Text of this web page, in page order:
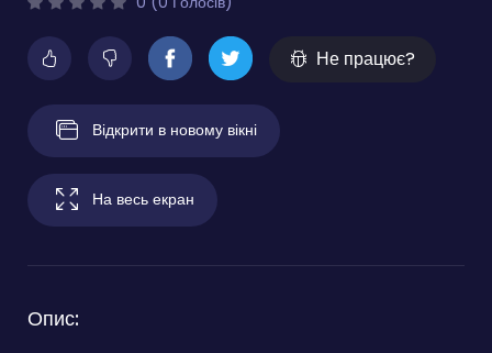
Не працює?
Відкрити в новому вікні
На весь екран
Опис: